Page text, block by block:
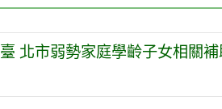
北市弱勢家庭學齡子女相關